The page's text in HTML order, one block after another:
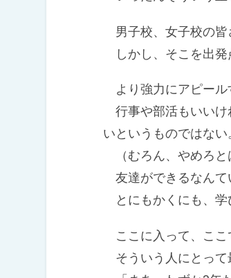
男子校、女子校の皆
しかし、そこを出発
より強力にアピール
行事や部活もいいけ
いというものではない
（むろん、やめろと
友達ができるなんて
とにもかくにも、学
ここに入って、ここ
そういう人にとって